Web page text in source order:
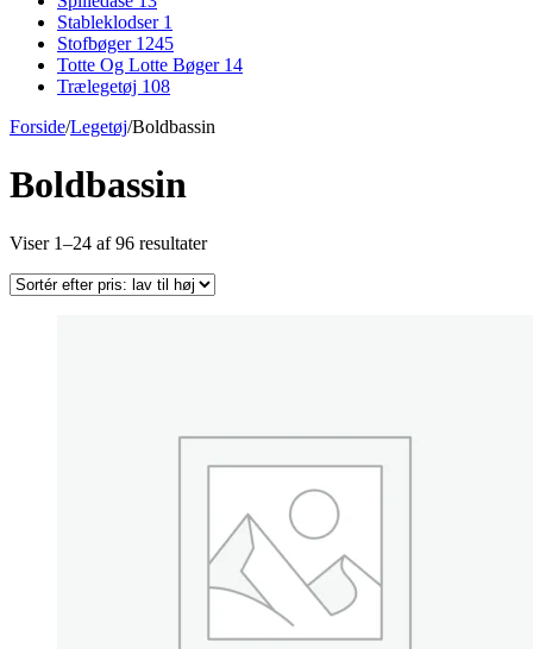
Stableklodser 1
Stofbøger 1245
Totte Og Lotte Bøger 14
Trælegetøj 108
Forside/Legetøj/Boldbassin
Boldbassin
Viser 1–24 af 96 resultaterSorteret
pris: